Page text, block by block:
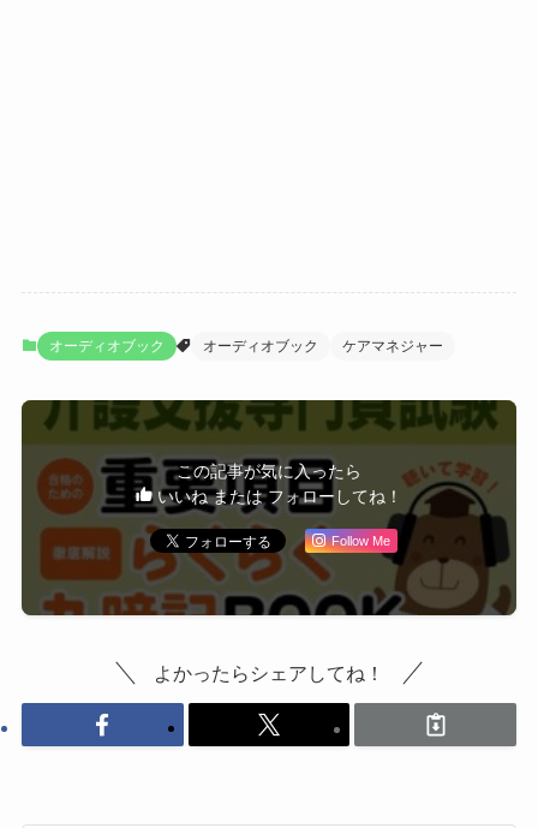
オーディオブック オーディオブック ケアマネジャー
この記事が気に入ったら
いいね または フォローしてね！
Follow Me
よかったらシェアしてね！